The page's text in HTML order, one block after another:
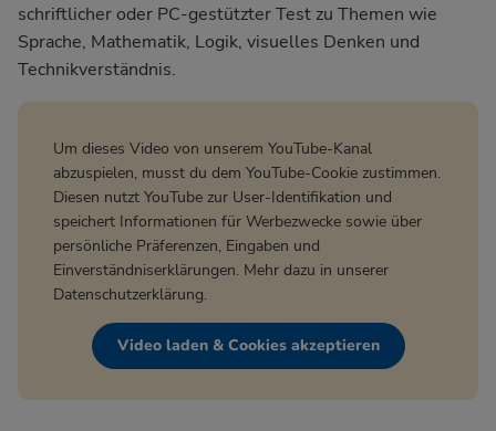
schriftlicher oder PC-gestützter Test zu Themen wie
Sprache, Mathematik, Logik, visuelles Denken und
Technikverständnis.
Um dieses Video von unserem YouTube-Kanal
abzuspielen, musst du dem YouTube-Cookie zustimmen.
Diesen nutzt YouTube zur User-Identifikation und
speichert Informationen für Werbezwecke sowie über
persönliche Präferenzen, Eingaben und
Einverständniserklärungen. Mehr dazu in unserer
Datenschutzerklärung.
Video laden & Cookies akzeptieren